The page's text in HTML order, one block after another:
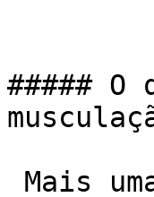
##### O